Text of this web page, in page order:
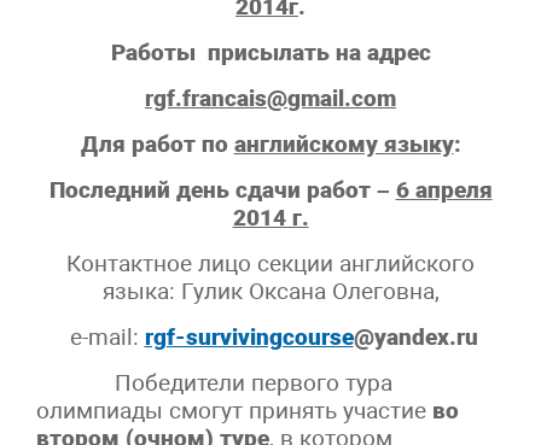
2014г.
Работы присылать на адрес
rgf.francais@gmail.com
Для работ по английскому языку:
Последний день сдачи работ – 6 апреля
2014 г.
Контактное лицо секции английского
языка: Гулик Оксана Олеговна,
e-mail: rgf-survivingcourse@yandex.ru
Победители первого тура
олимпиады смогут принять участие во
втором (очном) туре, в котором